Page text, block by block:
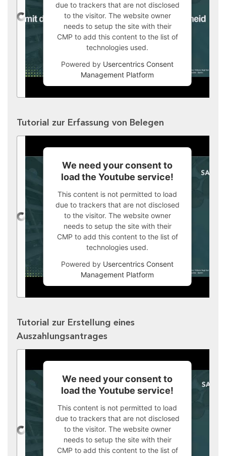
due to trackers that are not disclosed
to the visitor. The website owner
needs to setup the site with their
CMP to add this content to the list of
technologies used.
Powered by Usercentrics Consent
Management Platform
Tutorial zur Erfassung von Belegen
We need your consent to
load the Youtube service!
This content is not permitted to load
due to trackers that are not disclosed
to the visitor. The website owner
needs to setup the site with their
CMP to add this content to the list of
technologies used.
Powered by Usercentrics Consent
Management Platform
Tutorial zur Erstellung eines
Auszahlungsantrages
We need your consent to
load the Youtube service!
This content is not permitted to load
due to trackers that are not disclosed
to the visitor. The website owner
needs to setup the site with their
CMP to add this content to the list of